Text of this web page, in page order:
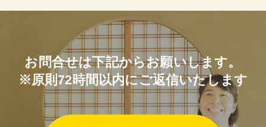
お問合せは下記からお願いします。
※原則72時間以内にご返信いたします